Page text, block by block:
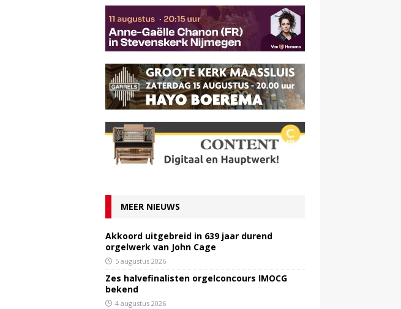
MEER NIEUWS
Akkoord uitgebreid in 639 jaar durend
orgelwerk van John Cage
5 augustus 2026
Zes halvefinalisten orgelconcours IMOCG
bekend
4 augustus 2026